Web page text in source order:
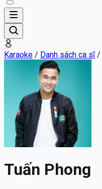
Karaoke / Danh sách ca sĩ/
Tuấn Phong